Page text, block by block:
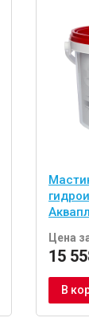
Цена
15
В